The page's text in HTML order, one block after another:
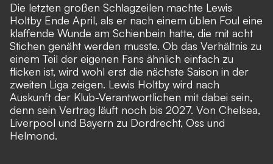
Die letzten großen Schlagzeilen machte Lewis
Holtby Ende April, als er nach einem üblen Foul eine
klaffende Wunde am Schienbein hatte, die mit acht
Stichen genäht werden musste. Ob das Verhältnis zu
einem Teil der eigenen Fans ähnlich einfach zu
flicken ist, wird wohl erst die nächste Saison in der
zweiten Liga zeigen. Lewis Holtby wird nach
Auskunft der Klub-Verantwortlichen mit dabei sein,
denn sein Vertrag läuft noch bis 2027. Von Chelsea,
Liverpool und Bayern zu Dordrecht, Oss und
Helmond.